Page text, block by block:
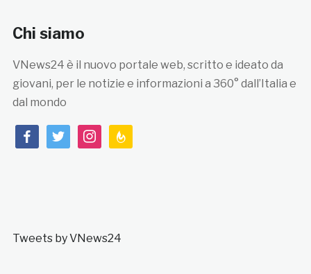
Chi siamo
VNews24 è il nuovo portale web, scritto e ideato da
giovani, per le notizie e informazioni a 360° dall’Italia e
dal mondo
facebooktwitterinstagramfeedburner
Tweets by VNews24